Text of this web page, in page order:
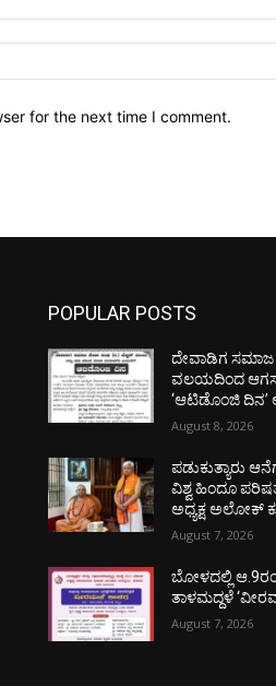
for the next time I comment.
POPULAR POSTS
ದೇವಾಡಿಗ ಸಮಾಜ
ವಲಯದಿಂದ
‘ಆಟಿಡೊಂಜಿ
August 8, 2026
ಪಡುಕುತ್ಯಾರು
ವಿಶ್ವ ಹಿಂದೂ
ಅಧ್ಯಕ್ಷ ಅಲೋಕ್
August 7, 2026
ಬೋಳದಲ್ಲಿ
ತಾಳಮದ್ದಳೆ
August 7, 2026